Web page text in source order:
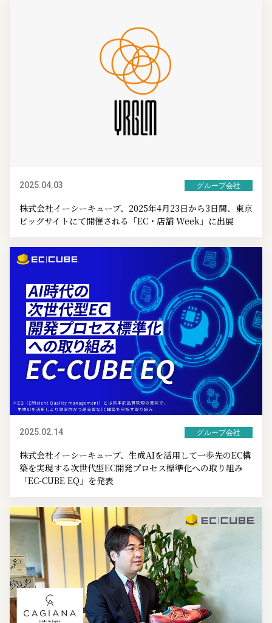
2025.04.03 グループ会社
株式会社イーシーキューブ、2025年4月23日から3日間、東京
ビッグサイトにて開催される「EC・店舗 Week」に出展
2025.02.14 グループ会社
株式会社イーシーキューブ、生成AIを活用して一歩先のEC構
築を実現する次世代型EC開発プロセス標準化への取り組み
「EC-CUBE EQ」を発表